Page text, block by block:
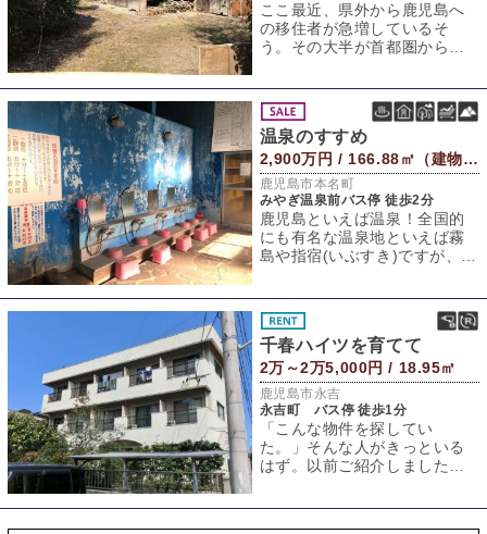
ここ最近、県外から鹿児島へ
の移住者が急増しているそ
う。その大半が首都圏からら
温泉のすすめ
2,900万円 / 166.88㎡（建物） 2,998.69㎡（敷地）
鹿児島市本名町
みやぎ温泉前バス停 徒歩2分
鹿児島といえば温泉！全国的
にも有名な温泉地といえば霧
島や指宿(いぶすき)ですが、県
千春ハイツを育てて
2万～2万5,000円 / 18.95㎡
鹿児島市永吉
永吉町 バス停 徒歩1分
「こんな物件を探してい
た。」そんな人がきっといる
はず。以前ご紹介しました永